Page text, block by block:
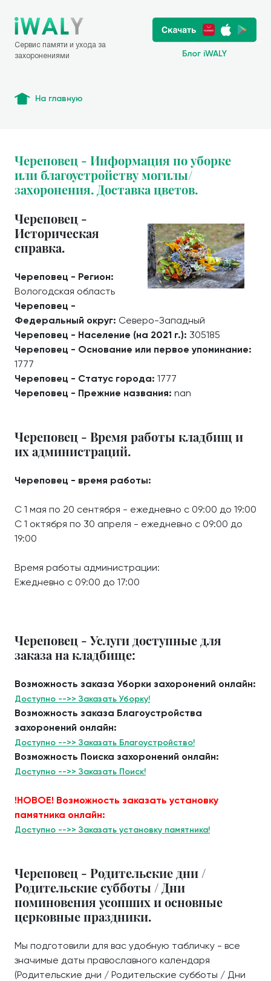
Сервис памяти и ухода за
захоронениями
Блог iWALY
На главную
Череповец - Информация по уборке
или благоустройству могилы/
захоронения. Доставка цветов.
Череповец -
Историческая
справка.
Череповец - Регион:
Вологодская область
Череповец -
Федеральный округ: Северо-Западный
Череповец - Население (на 2021 г.): 305185
Череповец - Основание или первое упоминание:
1777
Череповец - Статус города: 1777
Череповец - Прежние названия: nan
Череповец - Время работы кладбищ и
их администраций.
Череповец - время работы:
С 1 мая по 20 сентября - ежедневно с 09:00 до 19:00
С 1 октября по 30 апреля - ежедневно с 09:00 до
19:00
Время работы администрации:
Ежедневно с 09:00 до 17:00
Череповец - Услуги доступные для
заказа на кладбище:
Возможность заказа Уборки захоронений онлайн:
Доступно -->> Заказать Уборку!
Возможность заказа Благоустройства
захоронений онлайн:
Доступно -->> Заказать Благоустройство!
Возможность Поиска захоронений онлайн:
Доступно -->> Заказать Поиск!
!НОВОЕ! Возможность заказать установку
памятника онлайн:
Доступно -->> Заказать установку памятника!
Череповец - Родительские дни /
Родительские субботы / Дни
поминовения усопших и основные
церковные праздники.
Мы подготовили для вас удобную табличку - все
значимые даты православного календаря
(Родительские дни / Родительские субботы / Дни